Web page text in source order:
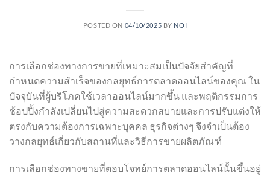
POSTED ON 04/10/2025 BY NOI
การเลือกช่องทางการขายที่เหมาะสมเป็นปัจจัยสำคัญที่
กำหนดความสำเร็จของกลยุทธ์การตลาดออนไลน์ของคุณ ใน
ปัจจุบันที่ผู้บริโภคใช้เวลาออนไลน์มากขึ้น และพฤติกรรมการ
ช้อปปิ้งกำลังเปลี่ยนไปสู่ความสะดวกสบายและการปรับแต่งให้
ตรงกับความต้องการเฉพาะบุคคล ธุรกิจต่างๆ จึงจำเป็นต้อง
วางกลยุทธ์เกี่ยวกับสถานที่และวิธีการขายผลิตภัณฑ์
การเลือกช่องทางขายที่ตอบโจทย์การตลาดออนไลน์นั้นขึ้นอยู่